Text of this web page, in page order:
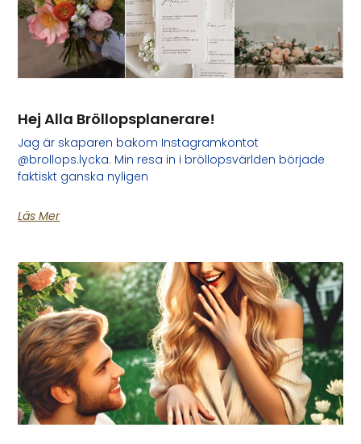
Hej Alla Bröllopsplanerare!
Jag är skaparen bakom Instagramkontot
@brollops.lycka. Min resa in i bröllopsvärlden började
faktiskt ganska nyligen
Läs Mer